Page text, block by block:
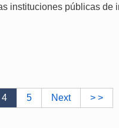
instituciones públicas de
4 5 Next > >